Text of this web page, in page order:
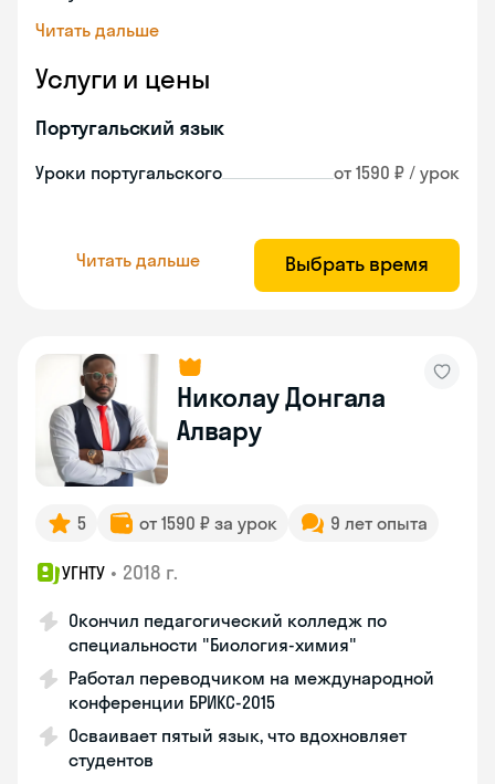
Читать дальше
Услуги и цены
Португальский язык
Уроки португальского от 1590 ₽ / урок
Читать дальше Выбрать время
Николау Донгала
Алвару
5 от 1590 ₽ за урок 9 лет опыта
УГНТУ • 2018 г.
Окончил педагогический колледж по
специальности "Биология-химия"
Работал переводчиком на международной
конференции БРИКС-2015
Осваивает пятый язык, что вдохновляет
студентов